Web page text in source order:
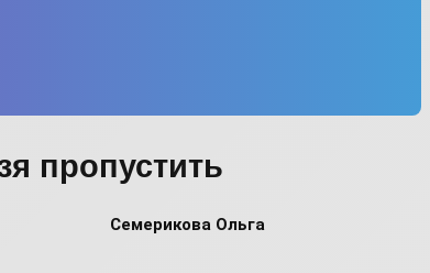
пропустить
Семерикова Ольга